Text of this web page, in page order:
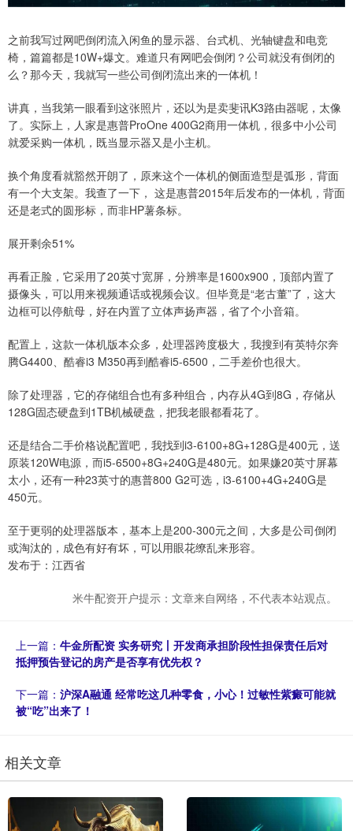
之前我写过网吧倒闭流入闲鱼的显示器、台式机、光轴键盘和电竞
椅，篇篇都是10W+爆文。难道只有网吧会倒闭？公司就没有倒闭的
么？那今天，我就写一些公司倒闭流出来的一体机！
讲真，当我第一眼看到这张照片，还以为是卖斐讯K3路由器呢，太像
了。实际上，人家是惠普ProOne 400G2商用一体机，很多中小公司
就爱采购一体机，既当显示器又是小主机。
换个角度看就豁然开朗了，原来这个一体机的侧面造型是弧形，背面
有一个大支架。我查了一下， 这是惠普2015年后发布的一体机，背面
还是老式的圆形标，而非HP薯条标。
展开剩余51%
再看正脸，它采用了20英寸宽屏，分辨率是1600x900，顶部内置了
摄像头，可以用来视频通话或视频会议。但毕竟是“老古董”了，这大
边框可以停航母，好在内置了立体声扬声器，省了个小音箱。
配置上，这款一体机版本众多，处理器跨度极大，我搜到有英特尔奔
腾G4400、酷睿i3 M350再到酷睿i5-6500，二手差价也很大。
除了处理器，它的存储组合也有多种组合，内存从4G到8G，存储从
128G固态硬盘到1TB机械硬盘，把我老眼都看花了。
还是结合二手价格说配置吧，我找到i3-6100+8G+128G是400元，送
原装120W电源，而i5-6500+8G+240G是480元。如果嫌20英寸屏幕
太小，还有一种23英寸的惠普800 G2可选，i3-6100+4G+240G是
450元。
至于更弱的处理器版本，基本上是200-300元之间，大多是公司倒闭
或淘汰的，成色有好有坏，可以用眼花缭乱来形容。
发布于：江西省
米牛配资开户提示：文章来自网络，不代表本站观点。
上一篇： 牛金所配资 实务研究丨开发商承担阶段性担保责任后对
抵押预告登记的房产是否享有优先权？
下一篇： 沪深A融通 经常吃这几种零食，小心！过敏性紫癜可能就
被“吃”出来了！
相关文章